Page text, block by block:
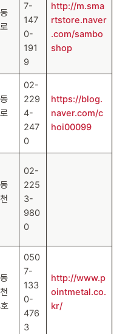
7-
147
0-
191
9
http://m.sma
rtstore.naver
.com/sambo
shop
02-
229
4-
247
0
https://blog.
naver.com/c
hoi00099
02-
225
3-
980
0
050
7-
133
0-
476
3
http://www.p
ointmetal.co.
kr/